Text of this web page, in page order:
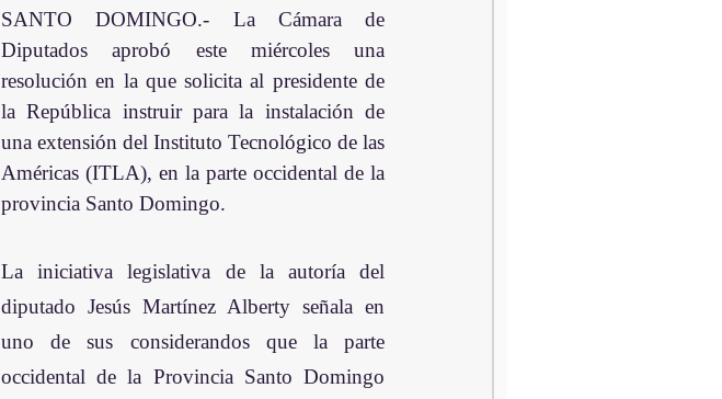
SANTO DOMINGO.- La Cámara de
Diputados aprobó este miércoles una
resolución en la que solicita al presidente de
la República instruir para la instalación de
una extensión del Instituto Tecnológico de las
Américas (ITLA), en la parte occidental de la
provincia Santo Domingo.
La iniciativa legislativa de la autoría del
diputado Jesús Martínez Alberty señala en
uno de sus considerandos que la parte
occidental de la Provincia Santo Domingo